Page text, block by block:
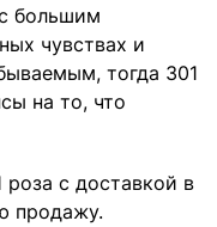
большим
чувствах и
тогда 301
на то, что
с доставкой в
продажу.